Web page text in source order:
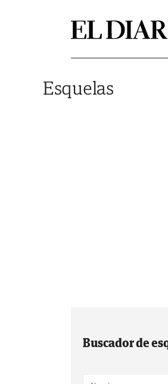
Esquelas
Buscador de